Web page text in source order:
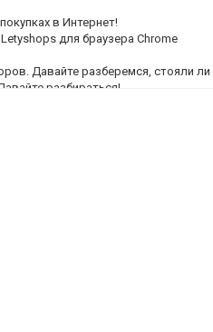
в Интернет!
для браузера Chrome
Давайте разберемся, стояли
разбираться!